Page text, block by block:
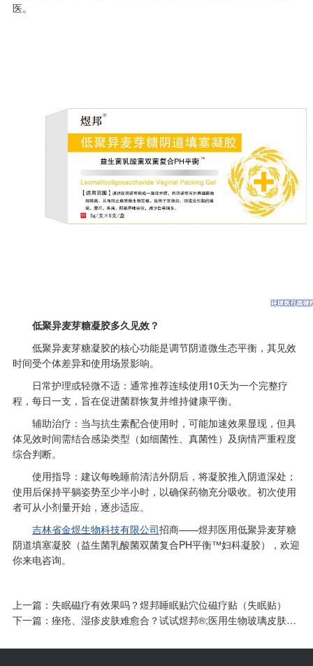
医。
低聚异麦芽糖凝胶多久见效？
低聚异麦芽糖凝胶的核心功能是调节阴道微生态平衡，其见效
时间受个体差异和使用场景影响。
‌日常护理或轻微不适‌：通常推荐连续使用10天为一个完整疗
程，每日一支，旨在促进菌群恢复并维持健康平衡。
‌辅助治疗‌：当与抗生素配合使用时，可能加速效果显现，但具
体见效时间需结合感染类型（如细菌性、真菌性）及病情严重程度
综合判断。
使用指导：建议每晚睡前清洁外阴后，将凝胶推入阴道深处；
使用后保持平躺姿势至少半小时，以确保药物充分吸收。初次使用
者可从小剂量开始，逐步适应。
吉林省金煜生物科技有限公司招商——煜邦医用低聚异麦芽糖
阴道填塞凝胶（益生菌乳酸菌双菌复合PH平衡™妇科凝胶），欢迎
你来电咨询。
上一篇： 失眠磁疗有效果吗？煜邦睡眠贴穴位磁疗贴（失眠贴）
下一篇： 痤疮、湿疹皮肤难愈合？试试煜邦®;医用生物玻璃皮肤护理敷料